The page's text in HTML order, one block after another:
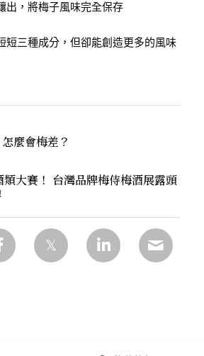
出，將梅子風味完全保存
短三種成分，但卻能創造更多的風味
麼會梅差？
大賽！ 台灣品牌梅侍梅酒展露頭